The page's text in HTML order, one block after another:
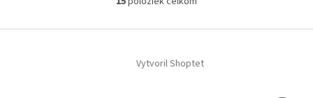
O
l
d
Vytvoril Shoptet